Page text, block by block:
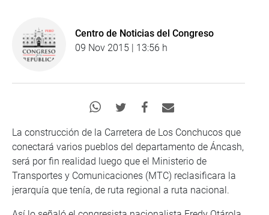
Centro de Noticias del Congreso
09 Nov 2015 | 13:56 h
La construcción de la Carretera de Los Conchucos que
conectará varios pueblos del departamento de Áncash,
será por fin realidad luego que el Ministerio de
Transportes y Comunicaciones (MTC) reclasificara la
jerarquía que tenía, de ruta regional a ruta nacional.